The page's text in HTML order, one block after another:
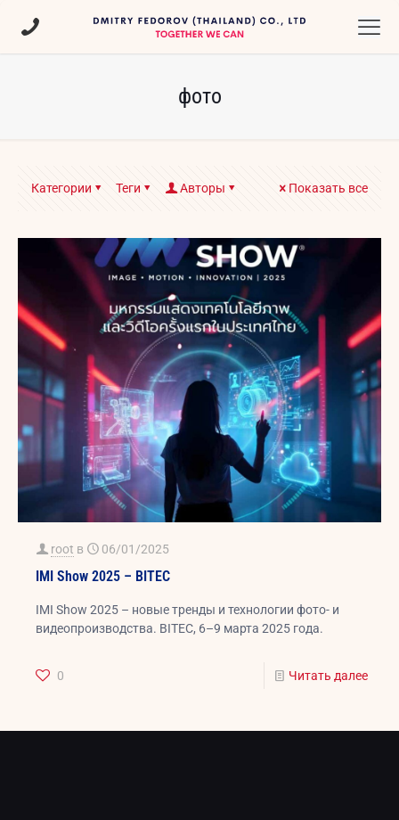
фото
Категории Теги Авторы Показать все
root в 06/01/2025
IMI Show 2025 – BITEC
IMI Show 2025 – новые тренды и технологии фото- и
видеопроизводства. BITEC, 6–9 марта 2025 года.
0 Читать далее